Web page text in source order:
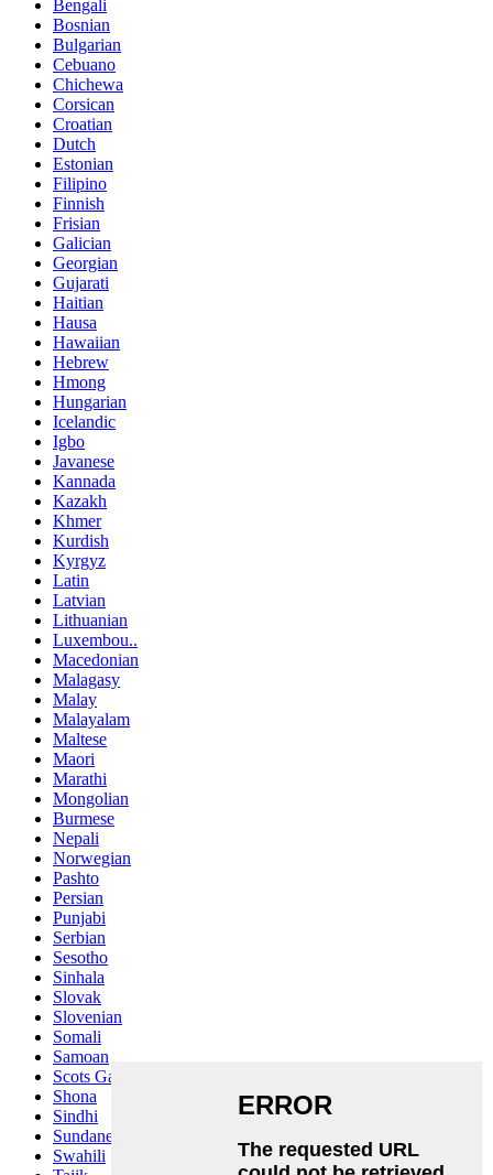
Bengali
Bosnian
Bulgarian
Cebuano
Chichewa
Corsican
Croatian
Dutch
Estonian
Filipino
Finnish
Frisian
Galician
Georgian
Gujarati
Haitian
Hausa
Hawaiian
Hebrew
Hmong
Hungarian
Icelandic
Igbo
Javanese
Kannada
Kazakh
Khmer
Kurdish
Kyrgyz
Latin
Latvian
Lithuanian
Luxembou..
Macedonian
Malagasy
Malay
Malayalam
Maltese
Maori
Marathi
Mongolian
Burmese
Nepali
Norwegian
Pashto
Persian
Punjabi
Serbian
Sesotho
Sinhala
Slovak
Slovenian
Somali
Samoan
Scots Gaelic
Shona
Sindhi
Sundanese
Swahili